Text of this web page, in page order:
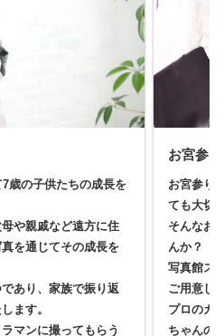
歳の子供たちの成長を
や親戚など遠方に住
を通じてその成長を
あり、家族で振り返
ます。
マンに撮ってもらう
お宮参り
お宮参り
ても大切
そんなお
んか？
写真館ス
ご用意し
プロのカ
ちゃんの